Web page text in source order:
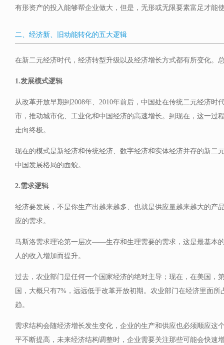
有形资产的投入能够帮企业做大，但是，无形或无限要素富足才能
二、经济新、旧动能转化的五大逻辑
在新二元经济时代，经济转型升级以及经济增长方式都有所变化。
1.发展模式逻辑
从改革开放早期到2008年、2010年前后，中国处在传统二元经济时
市，推动城市化、工业化和中国经济的高速增长。到现在，这一过
走向终极。
现在的模式是新经济和传统经济、数字经济和实体经济并存的新二
中国发展格局的面貌。
2.需求逻辑
经济要发展，不是你生产出越来越多、也就是供应量越来越大的产
应的需求。
马斯洛需求理论第一层次——生存和生理需要的需求，这是最基本
人的收入增加而提升。
过去，农业部门是任何一个国家经济的绝对主导；现在，在美国，
国，大概只有7%，远远低于改革开放初期。农业部门在经济里面
趋。
需求结构会随经济增长发生变化，企业的生产和供应也必须顺应这
平不断提高，未来经济结构调整时，企业需要关注那些可能会快速